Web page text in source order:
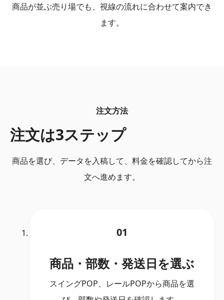
商品が並ぶ売り場でも、視線の流れに合わせて案内でき
ます。
注文方法
注文は3ステップ
商品を選び、データを入稿して、料金を確認してから注
文へ進めます。
01
商品・部数・発送日を選ぶ
スイングPOP、レールPOPから商品を選